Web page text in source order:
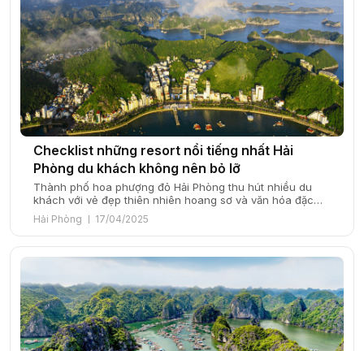
Checklist những resort nổi tiếng nhất Hải
Phòng du khách không nên bỏ lỡ
Thành phố hoa phượng đỏ Hải Phòng thu hút nhiều du
khách với vẻ đẹp thiên nhiên hoang sơ và văn hóa đặc
sắc, mà còn là điểm đến lý tưởng với những resort sang
trọng, đẳng cấp. Cùng SmartTravel khám phá những
resort nổi tiếng nhất thành phố cảng biển này trong bài
Hải Phòng 17/04/2025